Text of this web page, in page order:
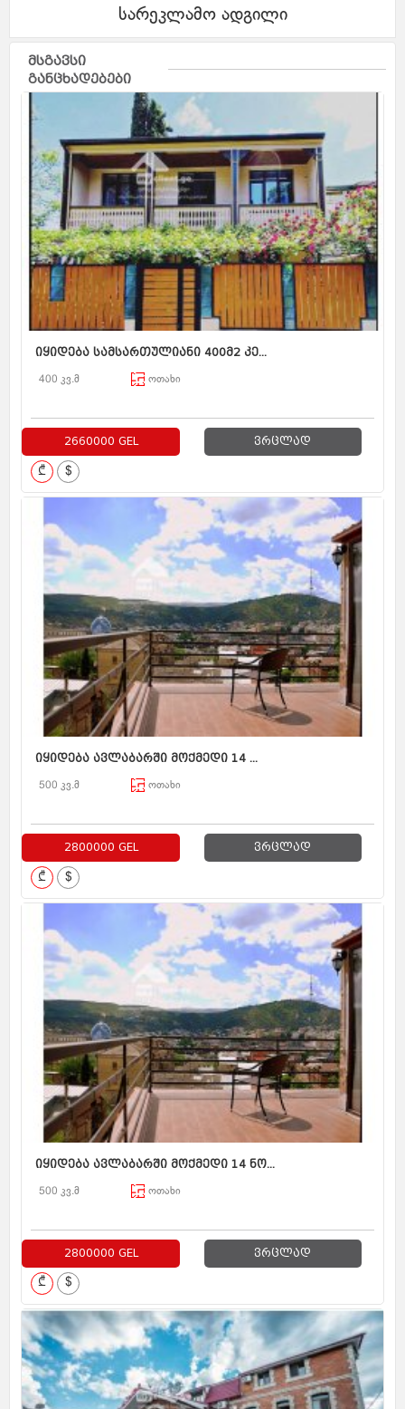
სარეკლამო ადგილი
მსგავსი
განცხადებები
იყიდება სამსართულიანი 400მ2 კე...
400 კვ.მ ოთახი
2660000 GEL ვრცლად
₾ $
იყიდება ავლაბარში მოქმედი 14 ...
500 კვ.მ ოთახი
2800000 GEL ვრცლად
₾ $
იყიდება ავლაბარში მოქმედი 14 ნო...
500 კვ.მ ოთახი
2800000 GEL ვრცლად
₾ $